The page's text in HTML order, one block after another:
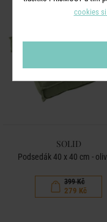
SOLID
Podsedák 40 x 40 cm -
399 Kč
279 Kč
cookies